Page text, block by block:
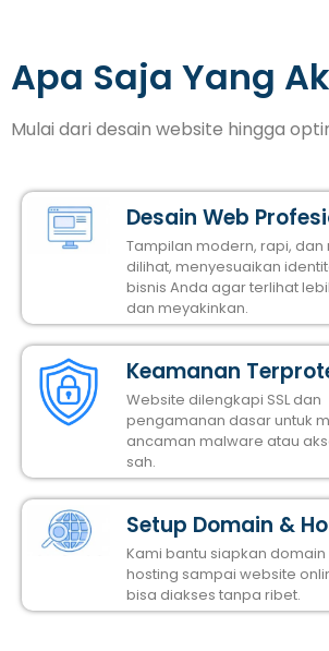
Apa Saja Yang
Mulai dari desain website hingga
Desain Web
Tampilan modern, rapi, dan
dilihat, menyesuaikan
bisnis Anda agar terlihat
dan meyakinkan.
Keamanan
Website dilengkapi SSL dan
pengamanan dasar untuk
ancaman malware atau
sah.
Setup Domain &
Kami bantu siapkan domain
hosting sampai website
bisa diakses tanpa ribet.